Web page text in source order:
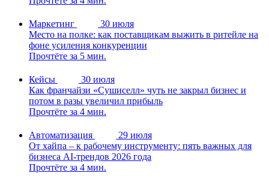
Маркетинг
30 июля
Место на полке: как поставщикам выжить в ритейле на
фоне усиления конкуренции
Прочтёте за 5 мин.
Кейсы
30 июля
Как франчайзи «Сушиселл» чуть не закрыл бизнес и
потом в разы увеличил прибыль
Прочтёте за 4 мин.
Автоматизация
29 июля
От хайпа – к рабочему инструменту: пять важных для
бизнеса AI-трендов 2026 года
Прочтёте за 4 мин.